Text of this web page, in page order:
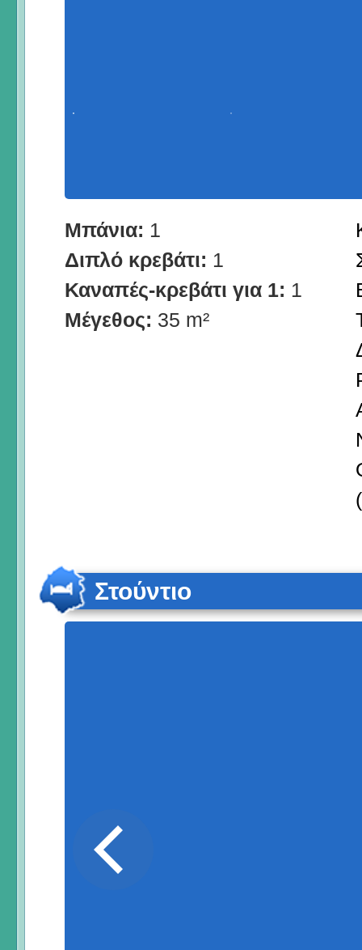
Μπάνια: 1
Διπλό κρεβάτι: 1
Καναπές-κρεβάτι για 1: 1
Μέγεθος: 35 m²
Στούντιο